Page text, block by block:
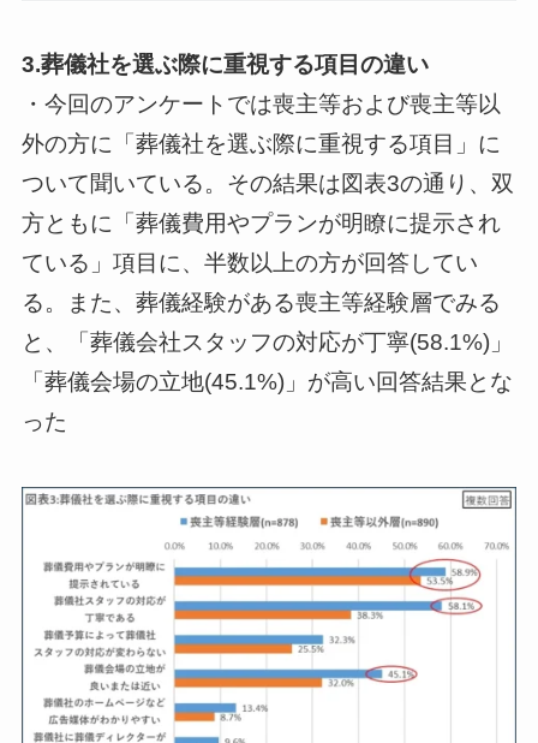
3.葬儀社を選ぶ際に重視する項目の違い
・今回のアンケートでは喪主等および喪主等以
外の方に「葬儀社を選ぶ際に重視する項目」に
ついて聞いている。その結果は図表3の通り、双
方ともに「葬儀費用やプランが明瞭に提示され
ている」項目に、半数以上の方が回答してい
る。また、葬儀経験がある喪主等経験層でみる
と、「葬儀会社スタッフの対応が丁寧(58.1%)」
「葬儀会場の立地(45.1%)」が高い回答結果とな
った